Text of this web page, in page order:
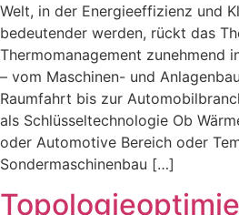
Welt, in der Energieeffizienz und
bedeutender werden, rückt das
Thermomanagement zunehmend
– vom Maschinen- und
Raumfahrt bis zur
als Schlüsseltechnologie Ob
oder Automotive Bereich oder
Sondermaschinenbau […]